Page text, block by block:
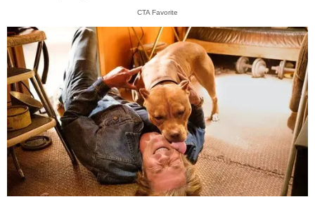
CTA Favorite